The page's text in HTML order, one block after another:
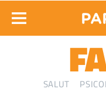
SALUT